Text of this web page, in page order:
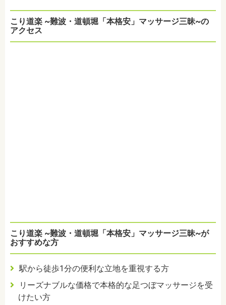
こり道楽 ~難波・道頓堀「本格安」マッサージ三昧~の
アクセス
こり道楽 ~難波・道頓堀「本格安」マッサージ三昧~が
おすすめな方
駅から徒歩1分の便利な立地を重視する方
リーズナブルな価格で本格的な足つぼマッサージを受
けたい方